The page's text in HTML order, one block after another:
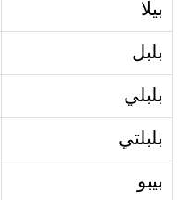
بيلا
بلبل
بلبلي
بلبلتي
بيبو